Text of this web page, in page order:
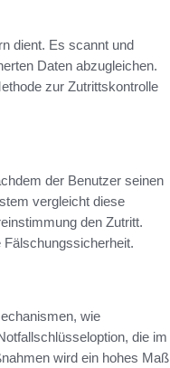
dient. Es scannt und
Daten abzugleichen.
zur Zutrittskontrolle
der Benutzer seinen
vergleicht diese
den Zutritt.
wie
die im
wird ein hohes Maß